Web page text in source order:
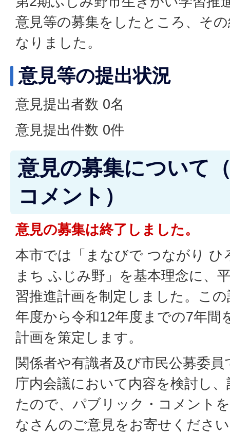
意見等の募集をしたところ、そ
なりました。
意見等の提出状況
意見提出者数 0名
意見提出件数 0件
意見の募集について
コメント）
意見の募集は終了しました。
本市では「まなびで つながり ひ
まち ふじみ野」を基本理念に、
習推進計画を制定しました。こ
年度から令和12年度までの7年間
計画を策定します。
関係者や有識者及び市民公募委
庁内会議において内容を検討し
たので、パブリック・コメント
なさんのご意見をお寄せくださ